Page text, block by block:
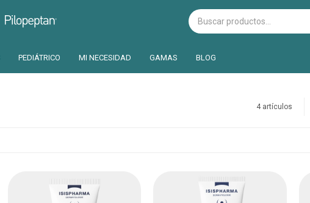
PEDIÁTRICO MI NECESIDAD GAMAS BLOG
Pilopeptan
4 artículos